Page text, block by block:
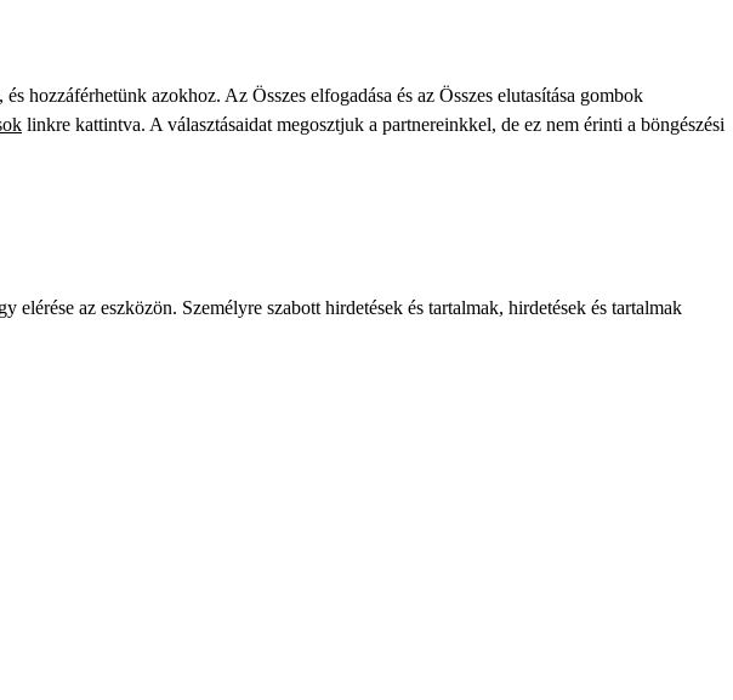
hozzáférhetünk azokhoz. Az Összes elfogadása és az Összes elutasítása gombok
linkre kattintva. A választásaidat megosztjuk a partnereinkkel, de ez nem érinti a böngészési
az eszközön. Személyre szabott hirdetések és tartalmak, hirdetések és tartalmak